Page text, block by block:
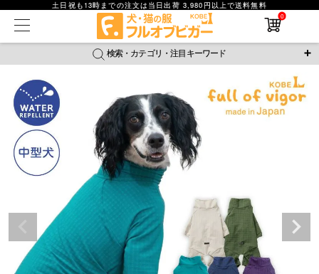
土日祝も13時までの注文は当日出荷 3,980円以上で送料無料
0
検索・カテゴリ・注目キーワード
＼注目ワード／
ジャージ 防蚊 腹巻 撥水レイン ラッシュガード
おそろコーデ 背中開きアイテム
新作アイテム
返品・交換について
詳細検索
在庫なし商品
在庫なし商品を表示しない
並び順
新着順
価格が安い順
価格が高い順
レビュー数順
検索